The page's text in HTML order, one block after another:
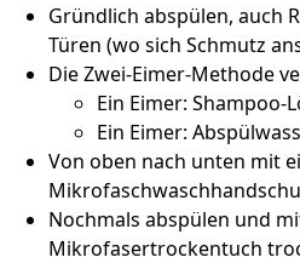
Gründlich abspülen, auch
Türen (wo sich Schmutz
Die Zwei-Eimer-Methode
Ein Eimer: Shampoo-
Ein Eimer:
Von oben nach unten mit
Nochmals abspülen und
Mikrofasertrockentuch